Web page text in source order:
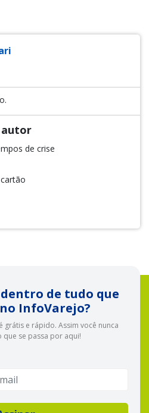
de crise
de tudo que
InfoVarejo?
grátis e rápido. Assim você nunca
que se passa por aqui!